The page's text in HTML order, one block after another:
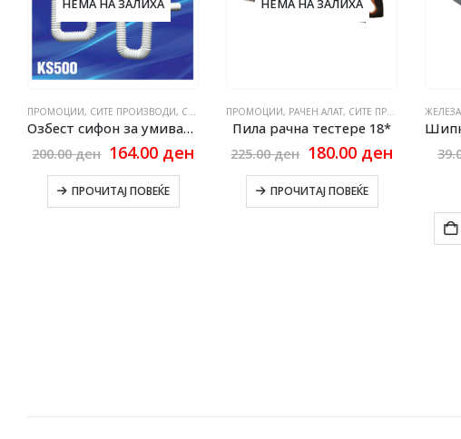
,СИТЕ ПРОИЗВОДИ
ден.
НЕМА НА ЗАЛИХА
ПРОМОЦИИ, СИТЕ ПРОИЗВОДИ, СИФОНИ ОЗБЕСТ
Озбест сифон за умивалник 1 класа 6/4 Ф40 80-150cm
200.00ден Original
was:
200.00 ден.
164.00 денCurrent
164.00 ден.
ПРОЧИТАЈ ПОВЕЌЕ
НЕМА НА ЗАЛИХА
ПРОМОЦИИ, РАЧЕН АЛАТ, СИТЕ ПРОИЗВОДИ
Пила рачна тестере 18*
225.00ден Original
was:
225.00 ден.
180.00 денCurrent
ПРОЧИТАЈ ПОВЕЌЕ